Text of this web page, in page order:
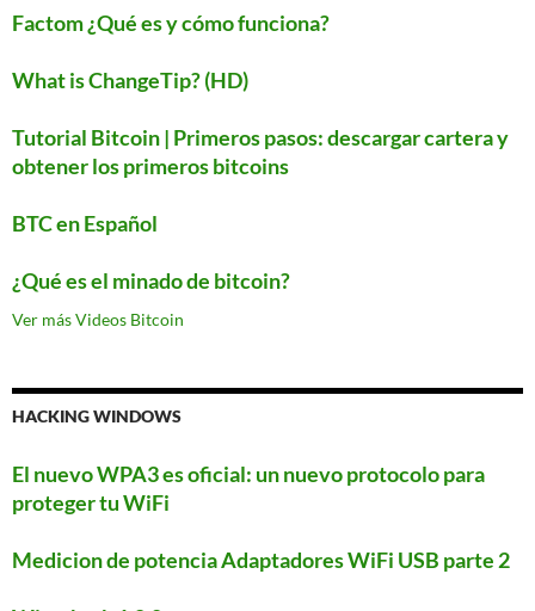
Factom ¿Qué es y cómo funciona?
What is ChangeTip? (HD)
Tutorial Bitcoin | Primeros pasos: descargar cartera y
obtener los primeros bitcoins
BTC en Español
¿Qué es el minado de bitcoin?
Ver más Videos Bitcoin
HACKING WINDOWS
El nuevo WPA3 es oficial: un nuevo protocolo para
proteger tu WiFi
Medicion de potencia Adaptadores WiFi USB parte 2